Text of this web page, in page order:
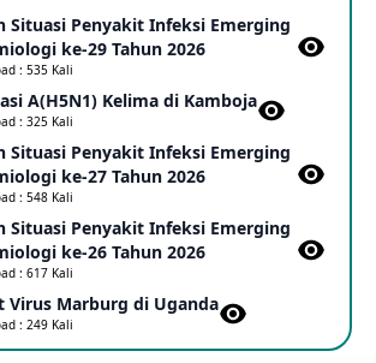
PHEIC Penyakit Ebola
23 May 2026
Outbreak Penyakit Ebola di RD Kongo dan
PHEIC
17 May 2026
Penyakti Ebola di RD Kongo
16 May 2026
A(H5NN6) di Cina
Situasi Penyakit Infeksi Emerging
ke-29 Tahun 2026
: 535 Kali
A(H5N1) Kelima di Kamboja​
: 325 Kali
Situasi Penyakit Infeksi Emerging
ke-27 Tahun 2026
: 548 Kali
Situasi Penyakit Infeksi Emerging
ke-26 Tahun 2026
: 617 Kali
Virus Marburg di Uganda
: 249 Kali